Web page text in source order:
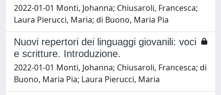
2022-01-01 Monti, Johanna; Chiusaroli, Francesca;
Laura Pierucci, Maria; di Buono, Maria Pia
Nuovi repertori dei linguaggi giovanili: voci
e scritture. Introduzione.
2022-01-01 Monti, Johanna; Chiusaroli, Francesca; di
Buono, Maria Pia; Laura Pierucci, Maria